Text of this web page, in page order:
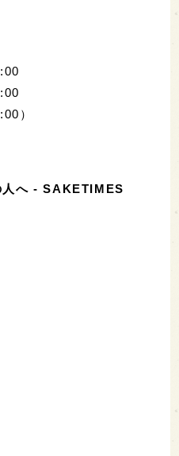
）
人へ - SAKETIMES